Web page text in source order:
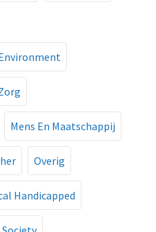
Mens En Maatschappij
Overig
Handicapped